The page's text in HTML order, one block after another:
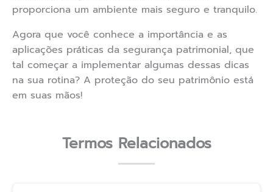
proporciona um ambiente mais seguro e tranquilo.
Agora que você conhece a importância e as
aplicações práticas da segurança patrimonial, que
tal começar a implementar algumas dessas dicas
na sua rotina? A proteção do seu patrimônio está
em suas mãos!
Termos Relacionados